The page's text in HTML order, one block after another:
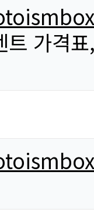
트 가격